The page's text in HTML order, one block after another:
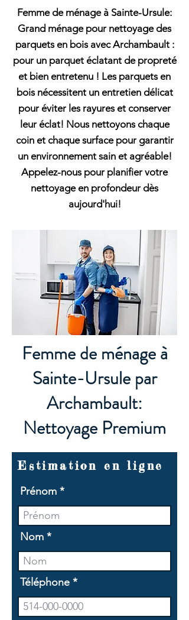
Femme de ménage à Sainte-Ursule:
Grand ménage pour nettoyage des
parquets en bois avec Archambault :
pour un parquet éclatant de propreté
et bien entretenu ! Les parquets en
bois nécessitent un entretien délicat
pour éviter les rayures et conserver
leur éclat! Nous nettoyons chaque
coin et chaque surface pour garantir
un environnement sain et agréable!
Appelez-nous pour planifier votre
nettoyage en profondeur dès
aujourd'hui!
Femme de ménage à
Sainte-Ursule par
Archambault:
Nettoyage Premium
Estimation en ligne
Prénom
Nom
Téléphone